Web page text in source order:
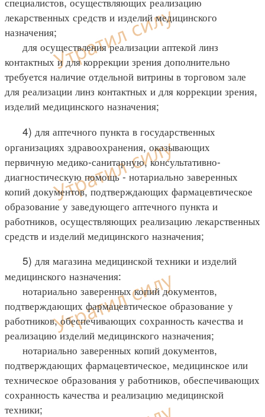
лекарственных средств и изделий медицинского
назначения;
для осуществления реализации аптекой линз
контактных и для коррекции зрения дополнительно
требуется наличие отдельной витрины в торговом зале
для реализации линз контактных и для коррекции зрения,
изделий медицинского назначения;
4) для аптечного пункта в государственных
организациях здравоохранения, оказывающих
первичную медико-санитарную, консультативно-
диагностическую помощь - нотариально заверенных
копий документов, подтверждающих фармацевтическое
образование у заведующего аптечного пункта и
работников, осуществляющих реализацию лекарственных
средств и изделий медицинского назначения;
5) для магазина медицинской техники и изделий
медицинского назначения:
нотариально заверенных копий документов,
подтверждающих фармацевтическое образование у
работников, обеспечивающих сохранность качества и
реализацию изделий медицинского назначения;
нотариально заверенных копий документов,
подтверждающих фармацевтическое, медицинское или
техническое образования у работников, обеспечивающих
сохранность качества и реализацию медицинской
техники;